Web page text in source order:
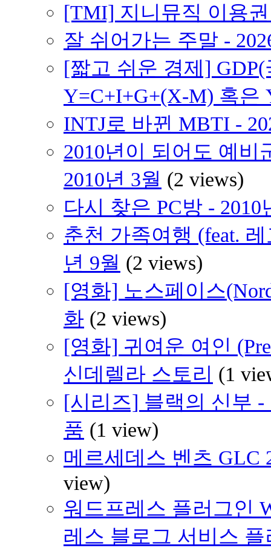
[TMI] 지니뮤직 이용
잘 쉬어가는 주말 -
[짧고 쉬운 경제]
Y=C+I+G+(X-M) 혹은
INTJ로 바뀐 MBTI -
2010년이 되어도 예비
2010년 3월 (2 views)
다시 찾은 PC방 - 2010
춘천 가족여행 (feat.
년 9월 (2 views)
[영화] 노스페이스
화 (2 views)
[영화] 귀여운 여인
신데렐라 스토리 (1
[시리즈] 블랙의 신부
품 (1 view)
메르세데스 벤츠 GLC
view)
워드프레스 플러그인
레스 블로그 서비스 플